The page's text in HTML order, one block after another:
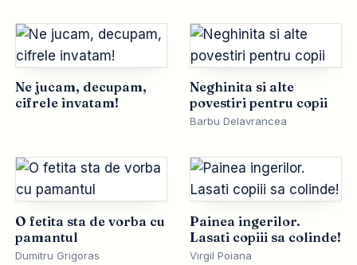
Ne jucam, decupam,
cifrele invatam!
Neghinita si alte
povestiri pentru copii
Barbu Delavrancea
O fetita sta de vorba cu
pamantul
Dumitru Grigoras
Painea ingerilor.
Lasati copiii sa colinde!
Virgil Poiana